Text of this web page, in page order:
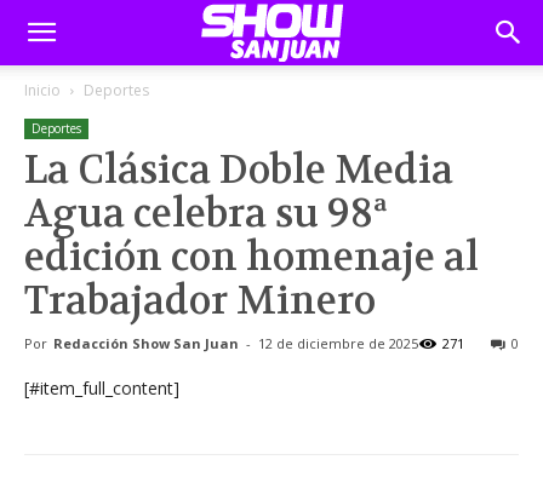
Inicio Deportes
Deportes
La Clásica Doble Media
Agua celebra su 98ª
edición con homenaje al
Trabajador Minero
Por Redacción Show San Juan - 12 de diciembre de 2025 0
271
[#item_full_content]